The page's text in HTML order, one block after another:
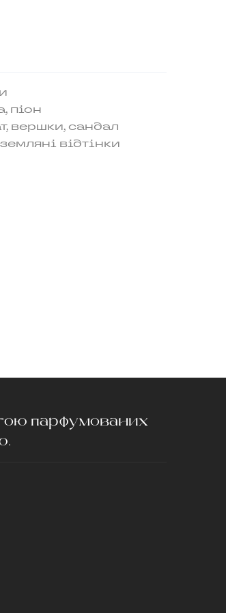
піон
вершки, сандал
відтінки
парфумованих